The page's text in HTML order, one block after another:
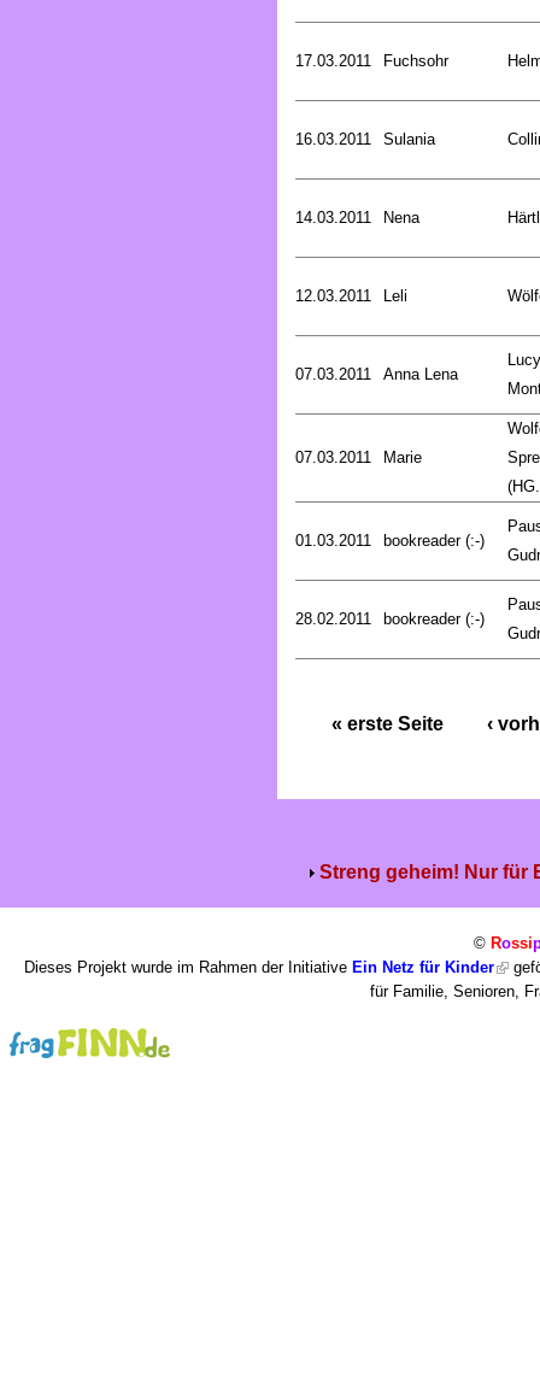
17.03.2011 Fuchsohr
16.03.2011 Sulania
14.03.2011 Nena
12.03.2011 Leli
07.03.2011 Anna Lena
07.03.2011 Marie
01.03.2011 bookreader (:-)
28.02.2011 bookreader (:-)
« erste Seite ‹
Streng geheim! Nur für
© Rossi
Dieses Projekt wurde im Rahmen der Initiative Ein Netz für Kinder
für Familie, Senioren,